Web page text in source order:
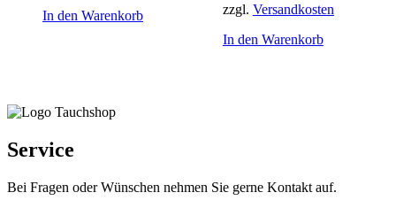
In den Warenkorb
zzgl. Versandkosten
In den Warenkorb
Service
Bei Fragen oder Wünschen nehmen Sie gerne Kontakt auf.